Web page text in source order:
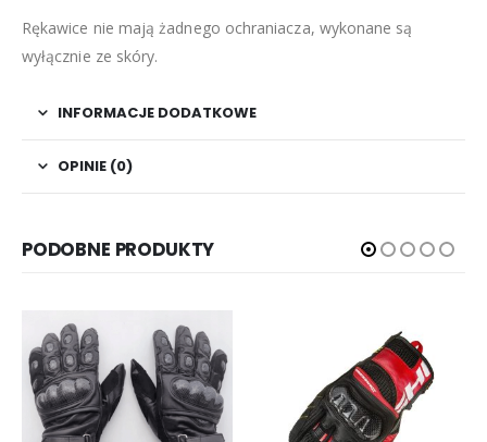
Rękawice nie mają żadnego ochraniacza, wykonane są
wyłącznie ze skóry.
INFORMACJE DODATKOWE
OPINIE (0)
PODOBNE PRODUKTY